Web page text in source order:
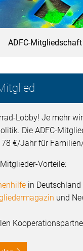
ADFC-Mitgliedschaft
Lobby! Je mehr
Die ADFC-
78 €/Jahr für
Vorteile:
in Deutschland
und